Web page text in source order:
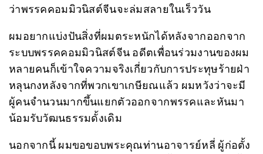
ว่าพรรคคอมมิวนิสต์จีนจะล่มสลายในเร็ววัน
ผมอยากแบ่งปันสิ่งที่ผมตระหนักได้หลังจากออกจาก
ระบบพรรคคอมมิวนิสต์จีน อดีตเพื่อนร่วมงานของผม
หลายคนก็เข้าใจความจริงเกี่ยวกับการประทุษร้ายฝ่า
หลุนกงหลังจากที่พวกเขาเกษียณแล้ว ผมหวังว่าจะมี
ผู้คนจำนวนมากขึ้นแยกตัวออกจากพรรคและหันมา
น้อมรับวัฒนธรรมดั้งเดิม
นอกจากนี้ ผมขอขอบพระคุณท่านอาจารย์หลี่ ผู้ก่อตั้ง